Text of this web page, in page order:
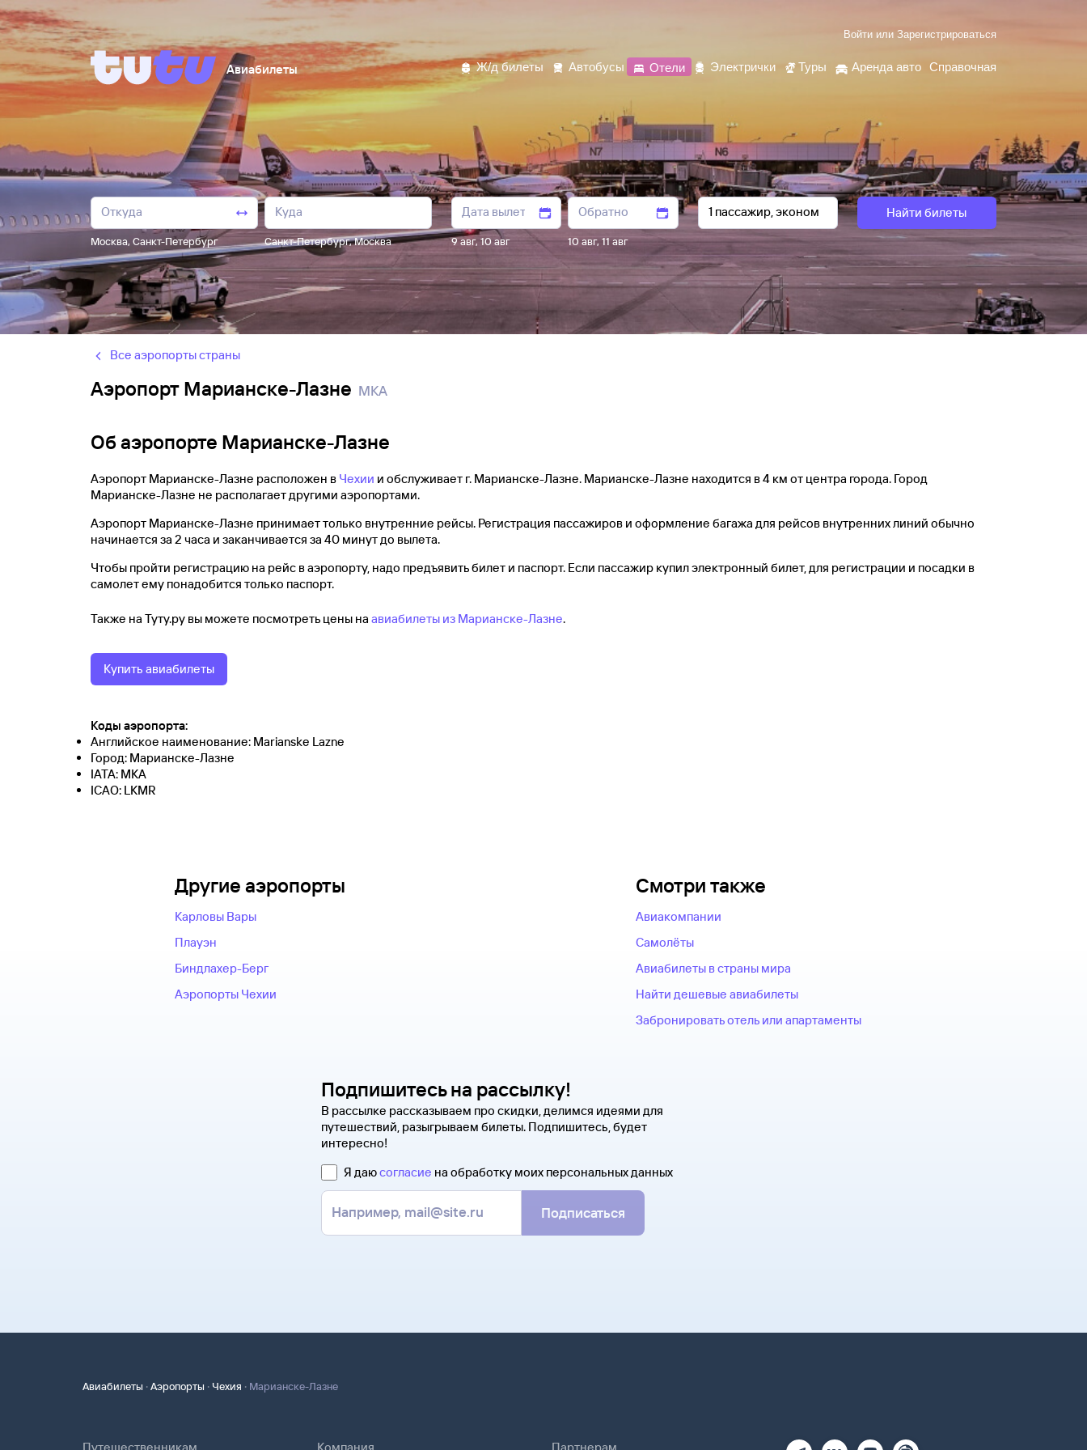
Войти или Зарегистрироваться
Авиабилеты Ж/д билеты Автобусы Отели Электрички Туры Аренда авто Справочная
Москва, Санкт-Петербург Санкт-Петербург,Москва 9 авг, 10 авг 10 авг,11 авг
Найти билеты
Все аэропорты страны
Аэропорт Марианске-Лазне MKA
Об аэропорте Марианске-Лазне
Аэропорт Марианске-Лазне расположен в Чехии и обслуживает г. Марианске-Лазне. Марианске-Лазне находится в 4 км от центра города. Город
Марианске-Лазне не располагает другими аэропортами.
Аэропорт Марианске-Лазне принимает только внутренние рейсы. Регистрация пассажиров и оформление багажа для рейсов внутренних линий обычно
начинается за 2 часа и заканчивается за 40 минут до вылета.
Чтобы пройти регистрацию на рейс в аэропорту, надо предъявить билет и паспорт. Если пассажир купил электронный билет, для регистрации и посадки в
самолет ему понадобится только паспорт.
Также на Туту.ру вы можете посмотреть цены на авиабилеты из Марианске-Лазне.
Купить авиабилеты
Коды аэропорта:
Английское наименование: Marianske Lazne
Город: Марианске-Лазне
IATA: MKA
ICAO: LKMR
Другие аэропорты
Карловы Вары
Плауэн
Биндлахер-Берг
Аэропорты Чехии
Смотри также
Авиакомпании
Самолёты
Авиабилеты в страны мира
Найти дешевые авиабилеты
Забронировать отель или апартаменты
Подпишитесь на рассылку!
В рассылке рассказываем про скидки, делимся идеями для
путешествий, разыгрываем билеты. Подпишитесь, будет
интересно!
Я даюсогласие на обработку моих персональных данных
Подписаться
Авиабилеты ·Аэропорты · Чехия · Марианске-Лазне